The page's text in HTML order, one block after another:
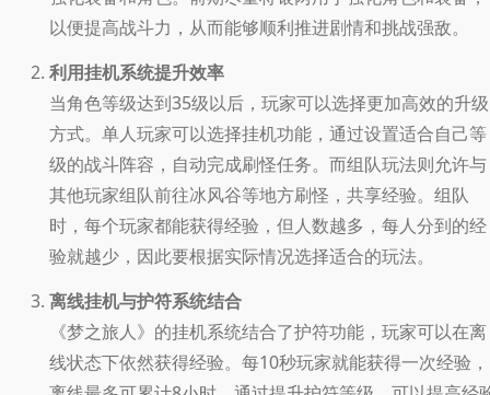
以便提高战斗力，从而能够顺利推进剧情和挑战强敌。
利用挂机系统提升效率
当角色等级达到35级以后，玩家可以选择更加高效的升级
方式。单人玩家可以选择挂机功能，通过设置适合自己等
级的战斗阵容，自动完成刷怪任务。而组队玩法则允许与
其他玩家组队前往冰风谷等地方刷怪，共享经验。组队
时，每个玩家都能获得经验，但人数越多，每人分到的经
验就越少，因此要根据实际情况选择适合的玩法。
离线挂机与护符系统结合
《梦之旅人》的挂机系统结合了护符功能，玩家可以在离
线状态下依然获得经验。每10秒玩家就能获得一次经验，